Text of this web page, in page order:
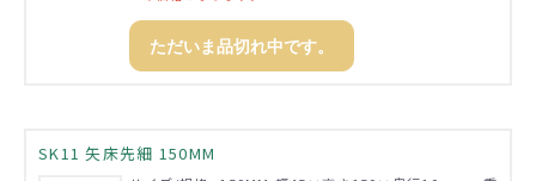
ただいま品切れ中です。
SK11 矢床先細 150MM